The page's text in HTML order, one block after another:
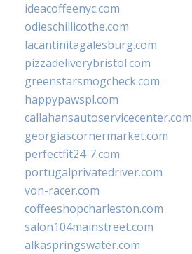
ideacoffeenyc.com
odieschillicothe.com
lacantinitagalesburg.com
pizzadeliverybristol.com
greenstarsmogcheck.com
happypawspl.com
callahansautoservicecenter.com
georgiascornermarket.com
perfectfit24-7.com
portugalprivatedriver.com
von-racer.com
coffeeshopcharleston.com
salon104mainstreet.com
alkaspringswater.com